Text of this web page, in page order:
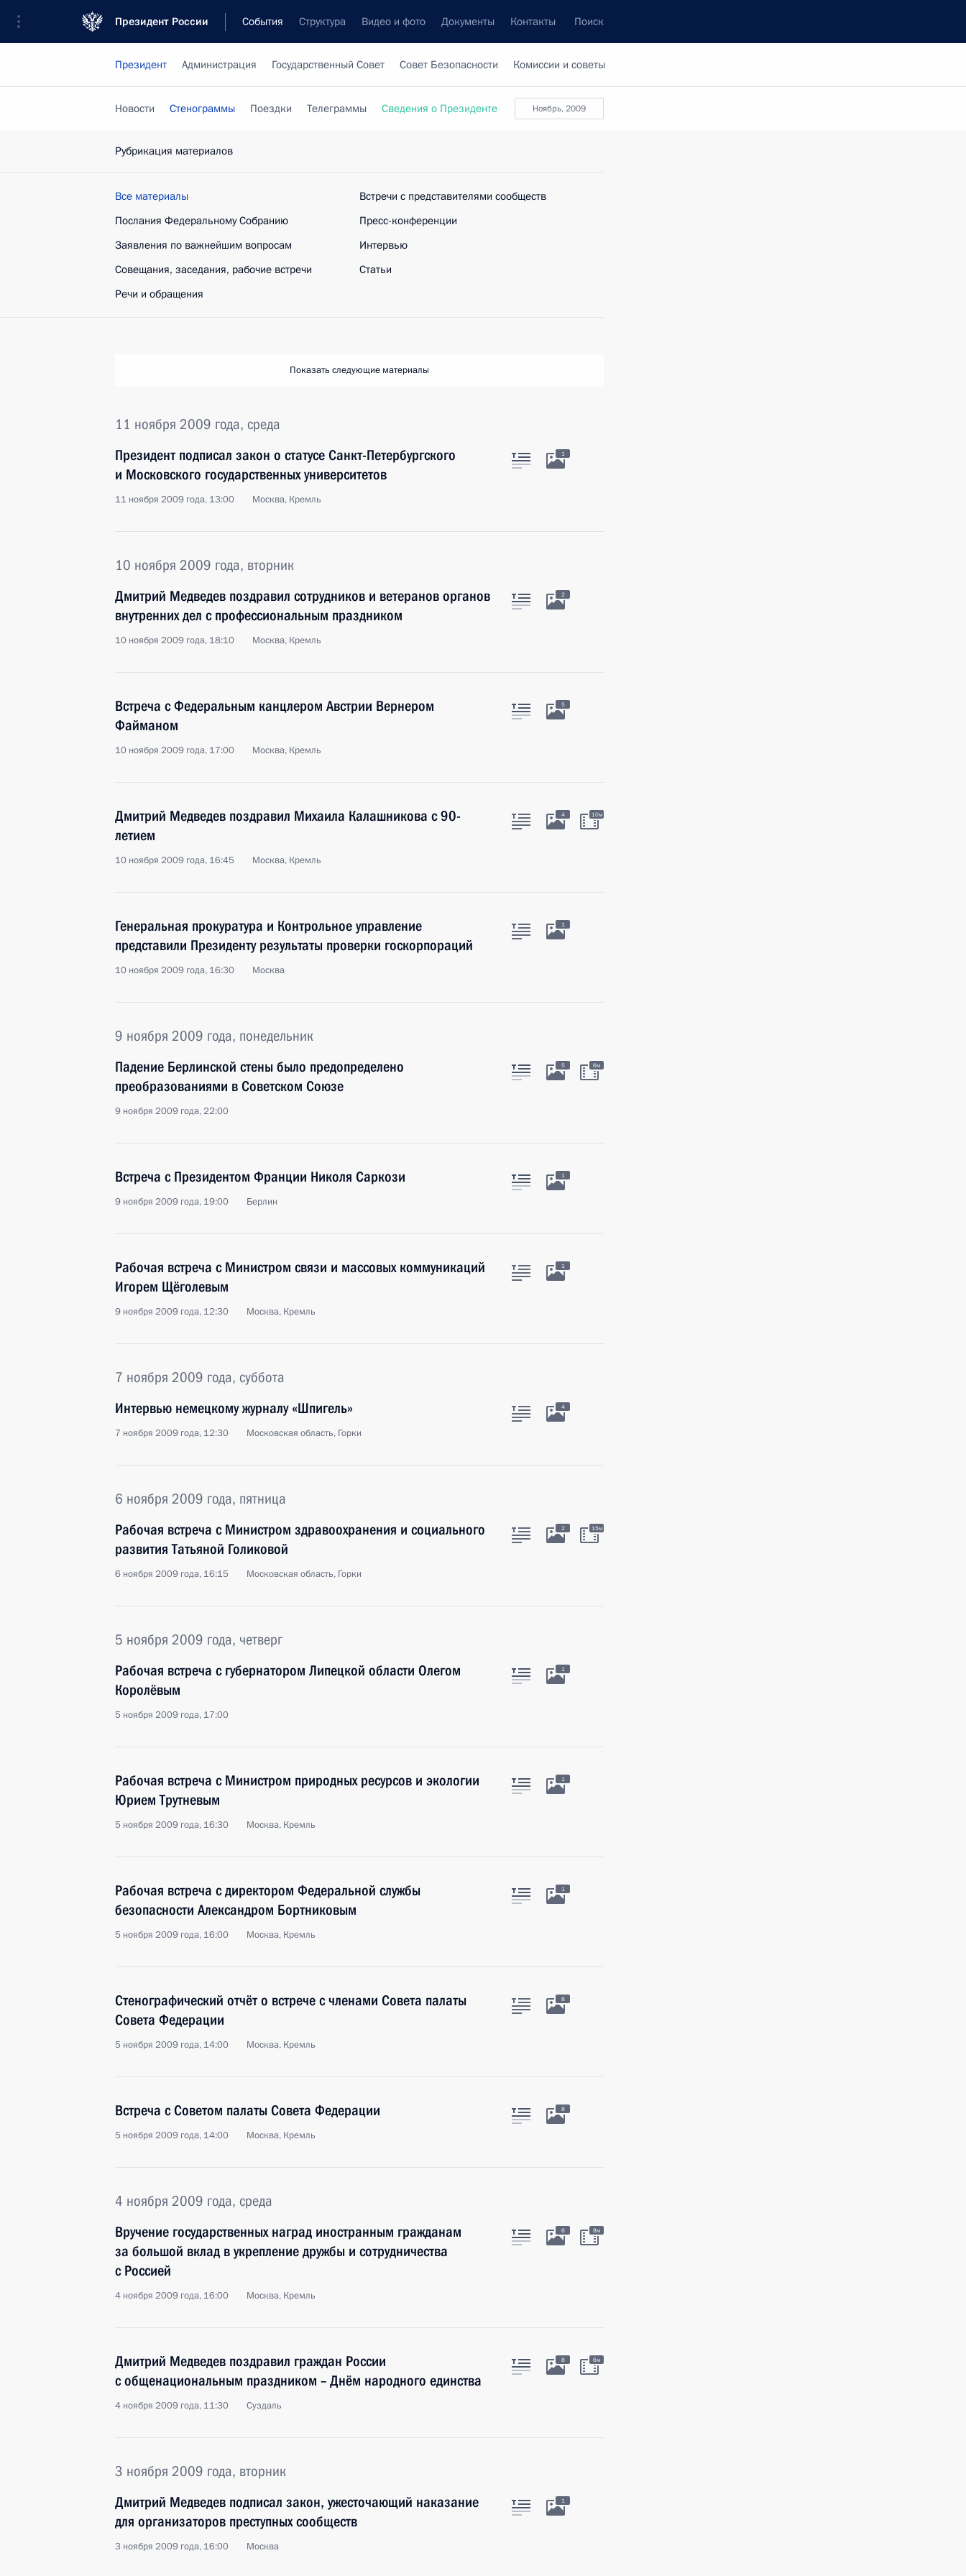
Президент России События Структура Видео и фото Документы Контакты Поиск
Президент Администрация Государственный Совет Совет Безопасности Комиссии и советы
ноябрь, 2009
Новости Стенограммы Поездки Телеграммы Сведения о Президенте
Рубрикация материалов
Все материалы
Послания Федеральному Собранию
Заявления по важнейшим вопросам
Совещания, заседания, рабочие встречи
Речи и обращения
Встречи с представителями сообществ
Пресс-конференции
Интервью
Статьи
Показать следующие материалы
11 ноября 2009 года, среда
Президент подписал закон о статусе Санкт-Петербургского
и Московского государственных университетов
11 ноября 2009 года, 13:00 Москва, Кремль
1
10 ноября 2009 года, вторник
Дмитрий Медведев поздравил сотрудников и ветеранов органов
внутренних дел с профессиональным праздником
10 ноября 2009 года, 18:10 Москва, Кремль
2
Встреча с Федеральным канцлером Австрии Вернером
Файманом
10 ноября 2009 года, 17:00 Москва, Кремль
5
Дмитрий Медведев поздравил Михаила Калашникова с 90-
летием
10 ноября 2009 года, 16:45 Москва, Кремль
4 10м
Генеральная прокуратура и Контрольное управление
представили Президенту результаты проверки госкорпораций
10 ноября 2009 года, 16:30 Москва
1
9 ноября 2009 года, понедельник
Падение Берлинской стены было предопределено
преобразованиями в Советском Союзе
9 ноября 2009 года, 22:00
5 6м
Встреча с Президентом Франции Николя Саркози
9 ноября 2009 года, 19:00 Берлин
1
Рабочая встреча с Министром связи и массовых коммуникаций
Игорем Щёголевым
9 ноября 2009 года, 12:30 Москва, Кремль
1
7 ноября 2009 года, суббота
Интервью немецкому журналу «Шпигель»
7 ноября 2009 года, 12:30 Московская область, Горки
4
6 ноября 2009 года, пятница
Рабочая встреча с Министром здравоохранения и социального
развития Татьяной Голиковой
6 ноября 2009 года, 16:15 Московская область, Горки
2 15м
5 ноября 2009 года, четверг
Рабочая встреча с губернатором Липецкой области Олегом
Королёвым
5 ноября 2009 года, 17:00
1
Рабочая встреча с Министром природных ресурсов и экологии
Юрием Трутневым
5 ноября 2009 года, 16:30 Москва, Кремль
1
Рабочая встреча с директором Федеральной службы
безопасности Александром Бортниковым
5 ноября 2009 года, 16:00 Москва, Кремль
1
Стенографический отчёт о встрече с членами Совета палаты
Совета Федерации
5 ноября 2009 года, 14:00 Москва, Кремль
8
Встреча с Советом палаты Совета Федерации
5 ноября 2009 года, 14:00 Москва, Кремль
8
4 ноября 2009 года, среда
Вручение государственных наград иностранным гражданам
за большой вклад в укрепление дружбы и сотрудничества
с Россией
4 ноября 2009 года, 16:00 Москва, Кремль
6 8м
Дмитрий Медведев поздравил граждан России
с общенациональным праздником – Днём народного единства
4 ноября 2009 года, 11:30 Суздаль
8 6м
3 ноября 2009 года, вторник
Дмитрий Медведев подписал закон, ужесточающий наказание
для организаторов преступных сообществ
3 ноября 2009 года, 16:00 Москва
1